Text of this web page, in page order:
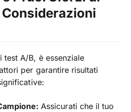
test A/B, è essenziale
per garantire risultati
Assicurati che il tuo